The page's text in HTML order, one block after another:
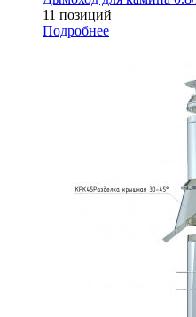
11 позиций
Подробнее